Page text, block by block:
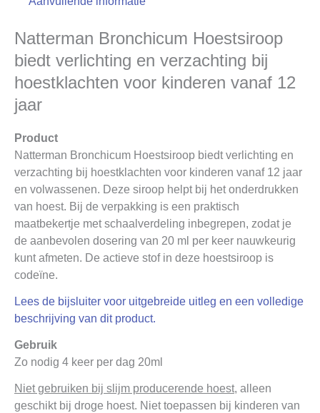
Natterman Bronchicum Hoestsiroop
biedt verlichting en verzachting bij
hoestklachten voor kinderen vanaf 12
jaar
Product
Natterman Bronchicum Hoestsiroop biedt verlichting en
verzachting bij hoestklachten voor kinderen vanaf 12 jaar
en volwassenen. Deze siroop helpt bij het onderdrukken
van hoest. Bij de verpakking is een praktisch
maatbekertje met schaalverdeling inbegrepen, zodat je
de aanbevolen dosering van 20 ml per keer nauwkeurig
kunt afmeten. De actieve stof in deze hoestsiroop is
codeïne.
Lees de bijsluiter voor uitgebreide uitleg en een volledige
beschrijving van dit product.
Gebruik
Zo nodig 4 keer per dag 20ml
Niet gebruiken bij slijm producerende hoest, alleen
geschikt bij droge hoest. Niet toepassen bij kinderen van